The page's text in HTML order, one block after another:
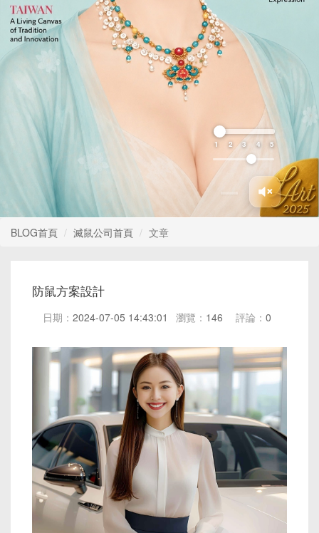
1 2 3 4 5
BLOG首頁 滅鼠公司首頁 文章
防鼠方案設計
日期： 2024-07-05 14:43:01 瀏覽： 146 評論： 0